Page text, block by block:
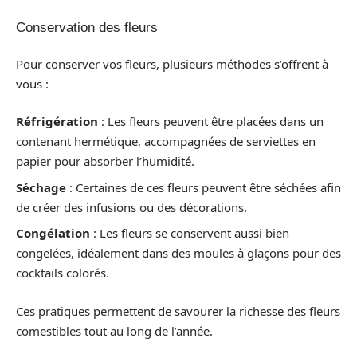
Conservation des fleurs
Pour conserver vos fleurs, plusieurs méthodes s’offrent à
vous :
Réfrigération : Les fleurs peuvent être placées dans un
contenant hermétique, accompagnées de serviettes en
papier pour absorber l’humidité.
Séchage : Certaines de ces fleurs peuvent être séchées afin
de créer des infusions ou des décorations.
Congélation : Les fleurs se conservent aussi bien
congelées, idéalement dans des moules à glaçons pour des
cocktails colorés.
Ces pratiques permettent de savourer la richesse des fleurs
comestibles tout au long de l’année.